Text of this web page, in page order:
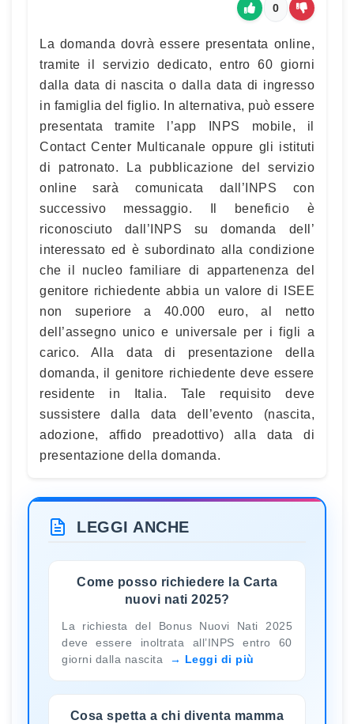
0
La domanda dovrà essere presentata online,
tramite il servizio dedicato, entro 60 giorni
dalla data di nascita o dalla data di ingresso
in famiglia del figlio. In alternativa, può essere
presentata tramite l’app INPS mobile, il
Contact Center Multicanale oppure gli istituti
di patronato. La pubblicazione del servizio
online sarà comunicata dall’INPS con
successivo messaggio. Il beneficio è
riconosciuto dall’INPS su domanda dell’
interessato ed è subordinato alla condizione
che il nucleo familiare di appartenenza del
genitore richiedente abbia un valore di ISEE
non superiore a 40.000 euro, al netto
dell’assegno unico e universale per i figli a
carico. Alla data di presentazione della
domanda, il genitore richiedente deve essere
residente in Italia. Tale requisito deve
sussistere dalla data dell’evento (nascita,
adozione, affido preadottivo) alla data di
presentazione della domanda.
LEGGI ANCHE
Come posso richiedere la Carta
nuovi nati 2025?
La richiesta del Bonus Nuovi Nati 2025
deve essere inoltrata all’INPS entro 60
giorni dalla nascita
Leggi di più
Cosa spetta a chi diventa mamma